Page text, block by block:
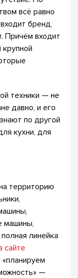
всё равно
бренд,
Причём входит
техники — не
давно, и его
по другой
кухни, для
территорию
машины,
линейка
сайте
—